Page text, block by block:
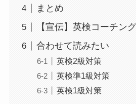
まとめ
【宣伝】英検コーチン
合わせて読みたい
英検2級対策
英検準1級対策
英検1級対策